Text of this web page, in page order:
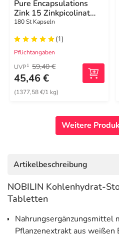
Pure Encapsulations
Zink 15 Zinkpicolinat
Kapseln
180 St Kapseln
(1)
Pflichtangaben
UVP1 59,40 €
45,46 €
(1377,58 €/1 kg)
Weitere
Artikelbeschreibung
NOBILIN Kohlenhydrat-
Tabletten
Nahrungsergänzungsmittel
Pflanzenextrakt aus weißen